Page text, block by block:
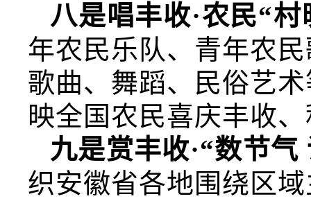
八是唱丰收·农民“
年农民乐队、青年农
歌曲、舞蹈、民俗艺
映全国农民喜庆丰收
九是赏丰收·“数节
织安徽省各地围绕区